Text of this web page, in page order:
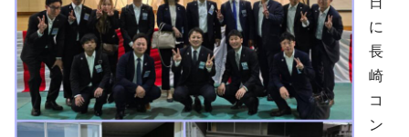
に
長
崎
コ
ン